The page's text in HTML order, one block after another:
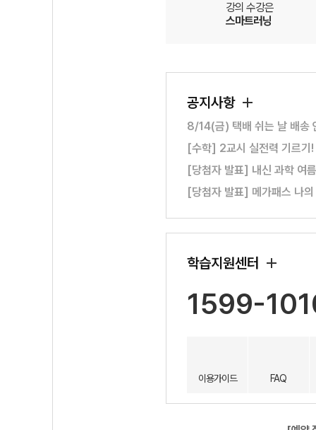
강의 수강은
스마트러닝
공지사항
8/14(금) 택배 쉬는 날 배송
[수학] 2교시 실전력 기르기
[당첨자 발표] 내신 과학 여
[당첨자 발표] 메가패스 나
학습지원센터
1599-
이용가이드 FAQ